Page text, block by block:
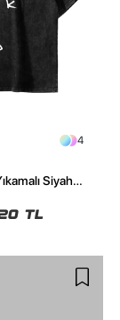
4
Siyah
TL